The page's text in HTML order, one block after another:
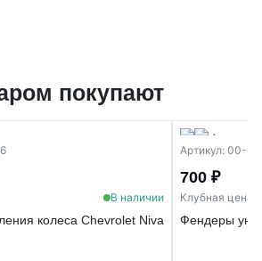
покупают
В наличии
колеса Chevrolet Niva
Артикул: 00-
700 ₽
Клубная цена
Фендеры